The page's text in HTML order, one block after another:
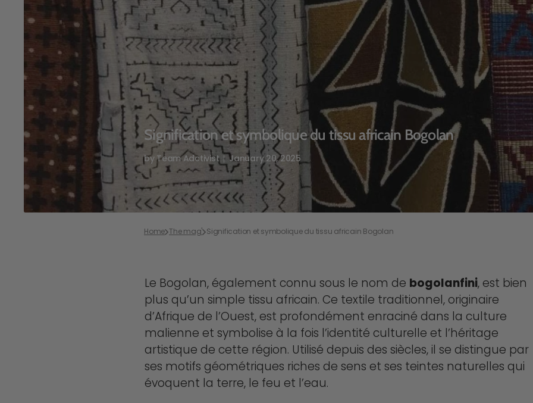
Purple Wax Fabric
Signification et symbolique du tissu africain Bogolan
byTeam Adctivist January 20, 2025
Home The mag' Signification et symbolique du tissu africain Bogolan
Le Bogolan, également connu sous le nom de bogolanfini, est bien
plus qu’un simple tissu africain. Ce textile traditionnel, originaire
d’Afrique de l’Ouest, est profondément enraciné dans la culture
malienne et symbolise à la fois l’identité culturelle et l’héritage
artistique de cette région. Utilisé depuis des siècles, il se distingue par
ses motifs géométriques riches de sens et ses teintes naturelles qui
évoquent la terre, le feu et l’eau.